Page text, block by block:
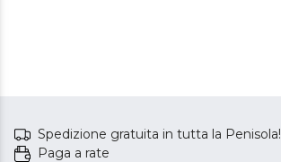
Spedizione gratuita in tutta la Penisola!
Paga a rate